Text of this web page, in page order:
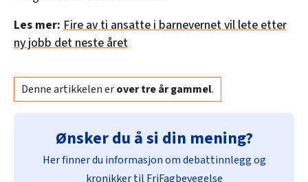
Les mer: Fire av ti ansatte i barnevernet vil lete etter
ny jobb det neste året
Denne artikkelen erover tre år gammel.
Ønsker du å si din mening?
Her finner du informasjon om debattinnlegg og
kronikker til FriFagbevegelse